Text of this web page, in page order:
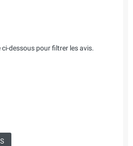
ci-dessous pour filtrer les avis.